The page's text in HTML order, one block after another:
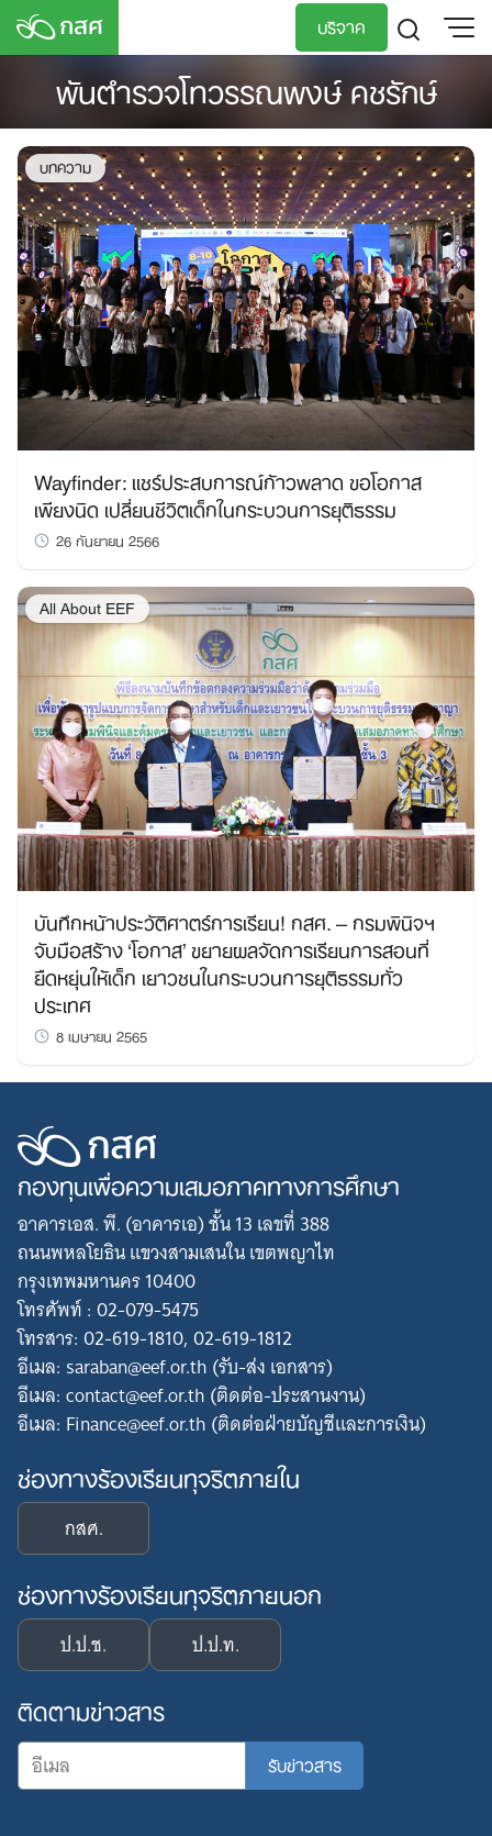
Skip
บริจาค
TH
พันตำรวจโทวรรณพงษ์ คชรักษ์
บทความ
Wayfinder: แชร์ประสบการณ์ก้าวพลาด ขอโอกาส
เพียงนิด เปลี่ยนชีวิตเด็กในกระบวนการยุติธรรม
26 กันยายน 2566
All About EEF
บันทึกหน้าประวัติศาตร์การเรียน! กสศ. – กรมพินิจฯ
จับมือสร้าง ‘โอกาส’ ขยายผลจัดการเรียนการสอนที่
ยืดหยุ่นให้เด็ก เยาวชนในกระบวนการยุติธรรมทั่ว
ประเทศ
8 เมษายน 2565
กองทุนเพื่อความเสมอภาคทางการศึกษา
อาคารเอส. พี. (อาคารเอ) ชั้น 13 เลขที่ 388
ถนนพหลโยธิน แขวงสามเสนใน เขตพญาไท
กรุงเทพมหานคร 10400
โทรศัพท์ : 02-079-5475
โทรสาร: 02-619-1810, 02-619-1812
อีเมล: saraban@eef.or.th (รับ-ส่ง เอกสาร)
อีเมล: contact@eef.or.th (ติดต่อ-ประสานงาน)
อีเมล: Finance@eef.or.th (ติดต่อฝ่ายบัญชีและการเงิน)
ช่องทางร้องเรียนทุจริตภายใน
กสศ.
ช่องทางร้องเรียนทุจริตภายนอก
ป.ป.ช. ป.ป.ท.
ติดตามข่าวสาร